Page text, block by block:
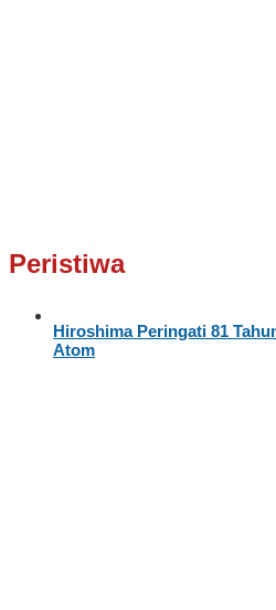
Peristiwa
Hiroshima Peringati 81
Atom